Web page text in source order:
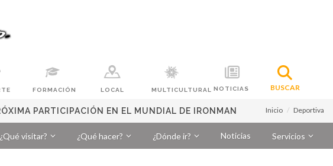
FORMACIÓN LOCAL MULTICULTURAL NOTICIAS BUSCAR
PARTICIPACIÓN EN EL MUNDIAL DE IRONMAN Inicio Deportiva
¿Qué visitar? ¿Qué hacer? ¿Dónde ir? Noticias Servicios